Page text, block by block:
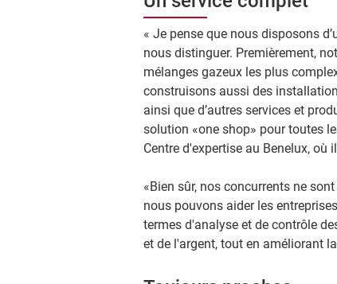
« Je pense que nous disposons
nous distinguer. Premièrement,
mélanges gazeux les plus
construisons aussi des
ainsi que d’autres services et
solution «one shop» pour toutes
Centre d'expertise au Benelux, où
«Bien sûr, nos concurr​​ents ne
nous pouvons aider les
termes d'analyse et de contrôle
et de l'argent, tout en améliorant